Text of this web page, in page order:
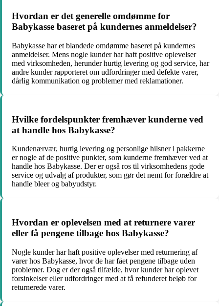
Hvordan er det generelle omdømme for
Babykasse baseret på kundernes anmeldelser?
Babykasse har et blandede omdømme baseret på kundernes
anmeldelser. Mens nogle kunder har haft positive oplevelser
med virksomheden, herunder hurtig levering og god service, har
andre kunder rapporteret om udfordringer med defekte varer,
dårlig kommunikation og problemer med reklamationer.
Hvilke fordelspunkter fremhæver kunderne ved
at handle hos Babykasse?
Kundenærvær, hurtig levering og personlige hilsner i pakkerne
er nogle af de positive punkter, som kunderne fremhæver ved at
handle hos Babykasse. Der er også ros til virksomhedens gode
service og udvalg af produkter, som gør det nemt for forældre at
handle bleer og babyudstyr.
Hvordan er oplevelsen med at returnere varer
eller få pengene tilbage hos Babykasse?
Nogle kunder har haft positive oplevelser med returnering af
varer hos Babykasse, hvor de har fået pengene tilbage uden
problemer. Dog er der også tilfælde, hvor kunder har oplevet
forsinkelser eller udfordringer med at få refunderet beløb for
returnerede varer.